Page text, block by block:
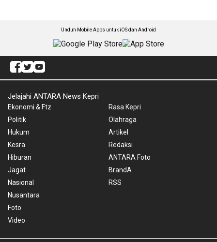
Unduh Mobile Apps untuk iOS dan Android
Jelajahi ANTARA News Kepri
Ekonomi & Ftz
Politik
Hukum
Kesra
Hiburan
Jagat
Nasional
Nusantara
Foto
Video
Rasa Kepri
Olahraga
Artikel
Redaksi
ANTARA Foto
BrandA
RSS